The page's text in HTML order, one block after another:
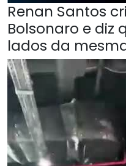
Renan Santos
Bolsonaro e diz
lados da